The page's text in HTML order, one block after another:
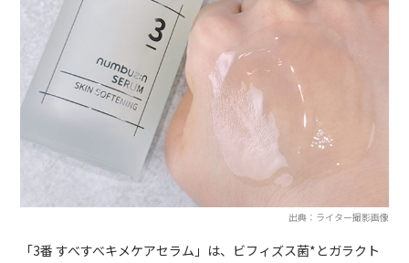
出典：ライター撮影画像
「3番 すべすべキメケアセラム」は、ビフィズス菌*とガラクト